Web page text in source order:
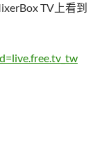
TV上看到